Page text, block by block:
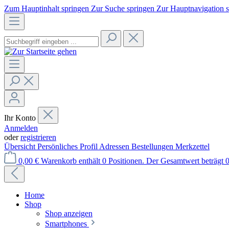
Zum Hauptinhalt springen Zur Suche springen Zur Hauptnavigation
Ihr Konto
Anmelden
oderregistrieren
Übersicht Persönliches Profil Adressen Bestellungen Merkzettel
0,00 € Warenkorb enthält 0 Positionen. Der Gesamtwert beträgt
Home
Shop
Shop anzeigen
Smartphones